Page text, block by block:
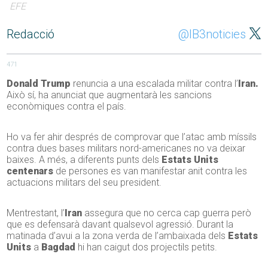
EFE
Redacció @IB3noticies
471
Donald Trump renuncia a una escalada militar contra l’ Iran.
Això sí, ha anunciat que augmentarà les sancions
econòmiques contra el país.
Ho va fer ahir després de comprovar que l’atac amb míssils
contra dues bases militars nord-americanes no va deixar
baixes. A més, a diferents punts dels Estats Units
centenars de persones es van manifestar anit contra les
actuacions militars del seu president.
Mentrestant, l’ Iran assegura que no cerca cap guerra però
que es defensarà davant qualsevol agressió. Durant la
matinada d’avui a la zona verda de l’ambaixada dels Estats
Units a Bagdad hi han caigut dos projectils petits.